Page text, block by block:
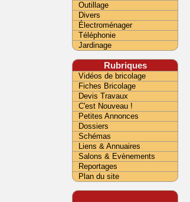
Outillage
Divers
Électroménager
Téléphonie
Jardinage
Rubriques
Vidéos de bricolage
Fiches Bricolage
Devis Travaux
C'est Nouveau !
Petites Annonces
Dossiers
Schémas
Liens & Annuaires
Salons & Evènements
Reportages
Plan du site